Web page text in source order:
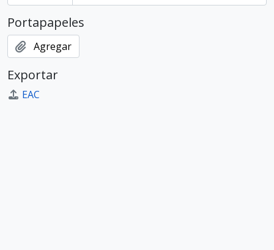
Portapapeles
Agregar
Exportar
EAC